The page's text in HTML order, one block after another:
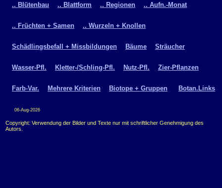
.. Blütenbau .. Blattform .. Regionen .. Aufn.-Monat
.. Früchten + Samen .. Wurzeln + Knollen
Schädlingsbefall + Missbildungen Bäume Sträucher
Wasser-Pfl. Kletter-/Schling-Pfl. Nutz-Pfl. Zier-Pflanzen
Farb-Var. Mehrere Kriterien Biotope + Gruppen Botan.Links
06-Aug-2026
Copyright: Verwendung der Bilder und Texte nur mit schriftlicher Genehmigung des
Autors.